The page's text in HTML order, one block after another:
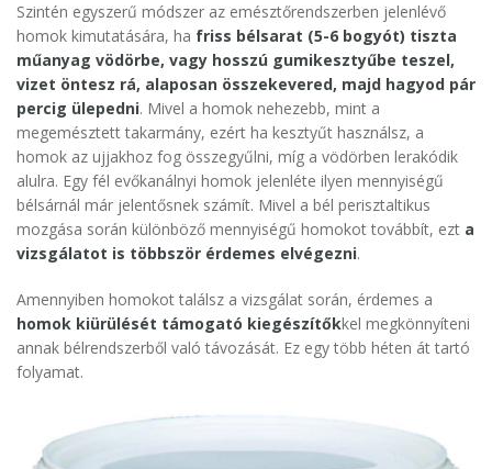
Szintén egyszerű módszer az emésztőrendszerben jelenlévő
homok kimutatására, ha friss bélsarat (5-6 bogyót) tiszta
műanyag vödörbe, vagy hosszú gumikesztyűbe teszel,
vizet öntesz rá, alaposan összekevered, majd hagyod pár
percig ülepedni. Mivel a homok nehezebb, mint a
megemésztett takarmány, ezért ha kesztyűt használsz, a
homok az ujjakhoz fog összegyűlni, míg a vödörben lerakódik
alulra. Egy fél evőkanálnyi homok jelenléte ilyen mennyiségű
bélsárnál már jelentősnek számít. Mivel a bél perisztaltikus
mozgása során különböző mennyiségű homokot továbbít, ezt a
vizsgálatot is többször érdemes elvégezni.
Amennyiben homokot találsz a vizsgálat során, érdemes a
homok kiürülését támogató kiegészítőkkel megkönnyíteni
annak bélrendszerből való távozását. Ez egy több héten át tartó
folyamat.